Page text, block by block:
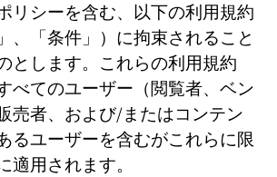
リシーを含む、以下の利用規約
、「条件」）に拘束されること
とします。これらの利用規約
べてのユーザー（閲覧者、ベン
売者、および/またはコンテン
るユーザーを含むがこれらに限
適用されます。